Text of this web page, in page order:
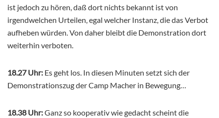
ist jedoch zu hören, daß dort nichts bekannt ist von
irgendwelchen Urteilen, egal welcher Instanz, die das Verbot
aufheben würden. Von daher bleibt die Demonstration dort
weiterhin verboten.
18.27 Uhr: Es geht los. In diesen Minuten setzt sich der
Demonstrationszug der Camp Macher in Bewegung…
18.38 Uhr:Ganz so kooperativ wie gedacht scheint die